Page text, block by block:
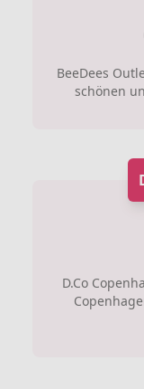
BeeDees
schönen
D.Co